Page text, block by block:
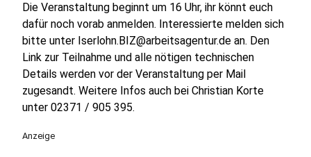
Die Veranstaltung beginnt um 16 Uhr, ihr könnt euch
dafür noch vorab anmelden. Interessierte melden sich
bitte unter Iserlohn.BIZ@arbeitsagentur.de an. Den
Link zur Teilnahme und alle nötigen technischen
Details werden vor der Veranstaltung per Mail
zugesandt. Weitere Infos auch bei Christian Korte
unter 02371 / 905 395.
Anzeige